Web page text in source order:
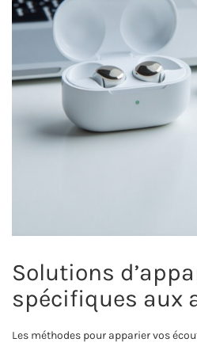
Solutions
spécifiques aux
Les méthodes pour apparier vos